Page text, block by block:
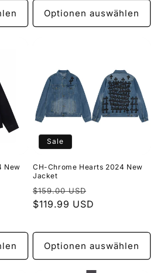
Optionen auswählen
New
Sale
CH-Chrome Hearts 2024 New
Jacket
Normaler
Preis
$159.00 USD
$119.99 USD
Optionen auswählen